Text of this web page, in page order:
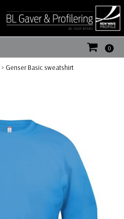
0
> Genser Basic sweatshirt